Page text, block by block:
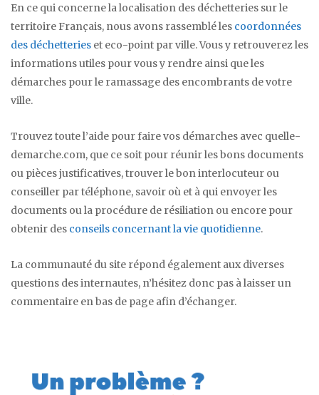
En ce qui concerne la localisation des déchetteries sur le
territoire Français, nous avons rassemblé les coordonnées
des déchetteries et eco-point par ville. Vous y retrouverez les
informations utiles pour vous y rendre ainsi que les
démarches pour le ramassage des encombrants de votre
ville.
Trouvez toute l’aide pour faire vos démarches avec quelle-
demarche.com, que ce soit pour réunir les bons documents
ou pièces justificatives, trouver le bon interlocuteur ou
conseiller par téléphone, savoir où et à qui envoyer les
documents ou la procédure de résiliation ou encore pour
obtenir des conseils concernant la vie quotidienne.
La communauté du site répond également aux diverses
questions des internautes, n’hésitez donc pas à laisser un
commentaire en bas de page afin d’échanger.